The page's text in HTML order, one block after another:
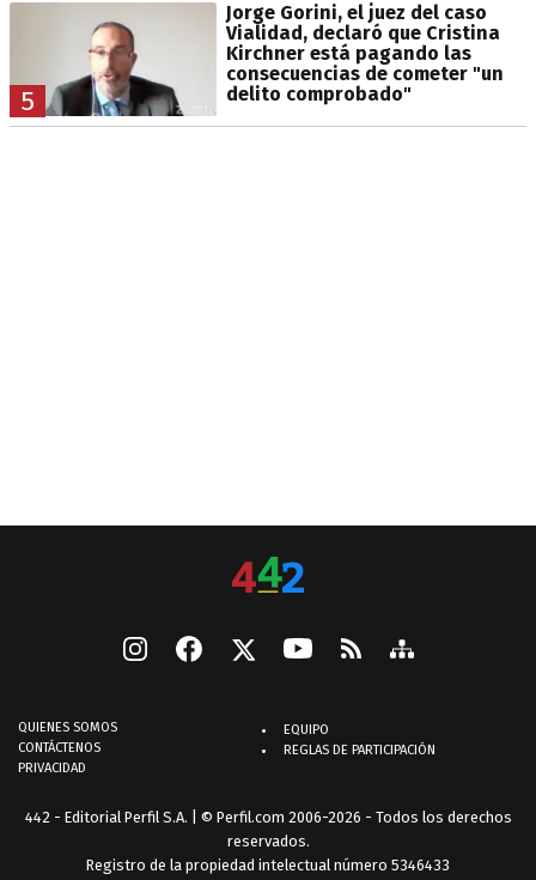
5
Jorge Gorini, el juez del caso
Vialidad, declaró que Cristina
Kirchner está pagando las
consecuencias de cometer "un
delito comprobado"
QUIENES SOMOS
CONTÁCTENOS
PRIVACIDAD
EQUIPO
REGLAS DE PARTICIPACIÓN
442 - Editorial Perfil S.A. | © Perfil.com 2006-2026 - Todos los derechos
reservados.
Registro de la propiedad intelectual número 5346433